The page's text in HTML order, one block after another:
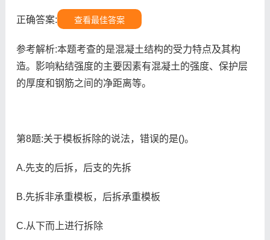
正确答案: 查看最佳答案
参考解析:本题考查的是混凝土结构的受力特点及其构
造。影响粘结强度的主要因素有混凝土的强度、保护层
的厚度和钢筋之间的净距离等。
第8题:关于模板拆除的说法，错误的是()。
A.先支的后拆，后支的先拆
B.先拆非承重模板，后拆承重模板
C.从下而上进行拆除